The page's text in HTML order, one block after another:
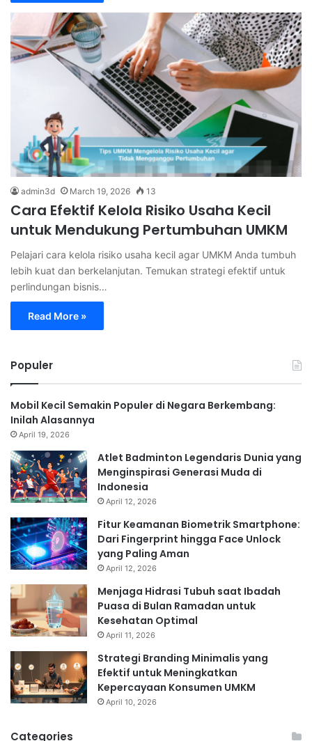
admin3d March 19, 2026 13
Cara Efektif Kelola Risiko Usaha Kecil
untuk Mendukung Pertumbuhan UMKM
Pelajari cara kelola risiko usaha kecil agar UMKM Anda tumbuh
lebih kuat dan berkelanjutan. Temukan strategi efektif untuk
perlindungan bisnis…
Read More »
Populer
Mobil Kecil Semakin Populer di Negara Berkembang:
Inilah Alasannya
April 19, 2026
Atlet Badminton Legendaris Dunia yang
Menginspirasi Generasi Muda di
Indonesia
April 12, 2026
Fitur Keamanan Biometrik Smartphone:
Dari Fingerprint hingga Face Unlock
yang Paling Aman
April 12, 2026
Menjaga Hidrasi Tubuh saat Ibadah
Puasa di Bulan Ramadan untuk
Kesehatan Optimal
April 11, 2026
Strategi Branding Minimalis yang
Efektif untuk Meningkatkan
Kepercayaan Konsumen UMKM
April 10, 2026
Categories